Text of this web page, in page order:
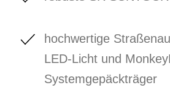
hochwertige
LED-Licht und
Systemgepäckträger